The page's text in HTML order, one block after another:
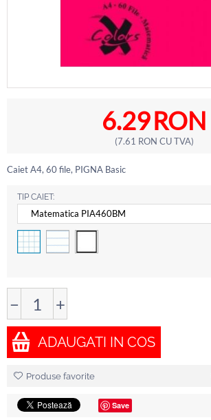
6.29RON
(7.61 RON CU TVA)
Caiet A4, 60 file, PIGNA Basic
TIP CAIET:
− +
ADAUGATI IN COS
Produse favorite
Save